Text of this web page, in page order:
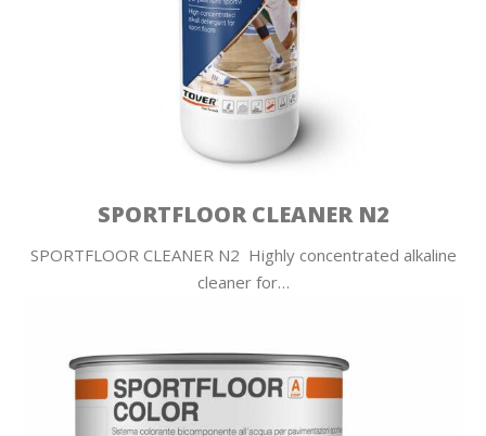
SPORTFLOOR CLEANER N2
SPORTFLOOR CLEANER N2 Highly concentrated alkaline
cleaner for…